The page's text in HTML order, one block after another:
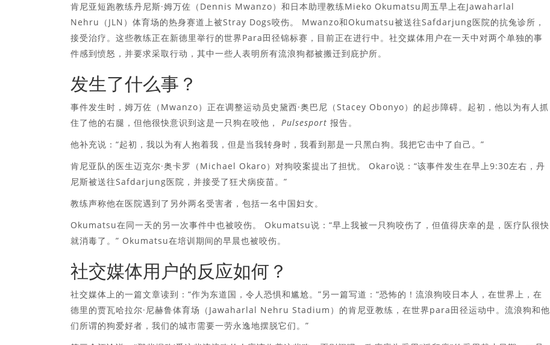
肯尼亚短跑教练丹尼斯·姆万佐（Dennis Mwanzo）和日本助理教练Mieko Okumatsu周五早上在Jawaharlal
Nehru（JLN）体育场的热身赛道上被Stray Dogs咬伤。 Mwanzo和Okumatsu被送往Safdarjung医院的抗兔诊所，
接受治疗。这些教练正在新德里举行的世界Para田径锦标赛，目前正在进行中。社交媒体用户在一天中对两个单独的事
件感到愤怒，并要求采取行动，其中一些人表明所有流浪狗都被搬迁到庇护所。
发生了什么事？
事件发生时，姆万佐（Mwanzo）正在调整运动员史黛西·奥巴尼（Stacey Obonyo）的起步障碍。起初，他以为有人抓
住了他的右腿，但他很快意识到这是一只狗在咬他， Pulsesport 报告。
他补充说：“起初，我以为有人抱着我，但是当我转身时，我看到那是一只黑白狗。我把它击中了自己。”
肯尼亚队的医生迈克尔·奥卡罗（Michael Okaro）对狗咬案提出了担忧。 Okaro说：“该事件发生在早上9:30左右，丹
尼斯被送往Safdarjung医院，并接受了狂犬病疫苗。”
教练声称他在医院遇到了另外两名受害者，包括一名中国妇女。
Okumatsu在同一天的另一次事件中也被咬伤。 Okumatsu说：“早上我被一只狗咬伤了，但值得庆幸的是，医疗队很快
就消毒了。” Okumatsu在培训期间的早晨也被咬伤。
社交媒体用户的反应如何？
社交媒体上的一篇文章读到：“作为东道国，令人恐惧和尴尬。”另一篇写道：“恐怖的！流浪狗咬日本人，在世界上，在
德里的贾瓦哈拉尔·尼赫鲁体育场（Jawaharlal Nehru Stadium）的肯尼亚教练，在世界para田径运动中。流浪狗和他
们所谓的狗爱好者，我们的城市需要一劳永逸地摆脱它们。”